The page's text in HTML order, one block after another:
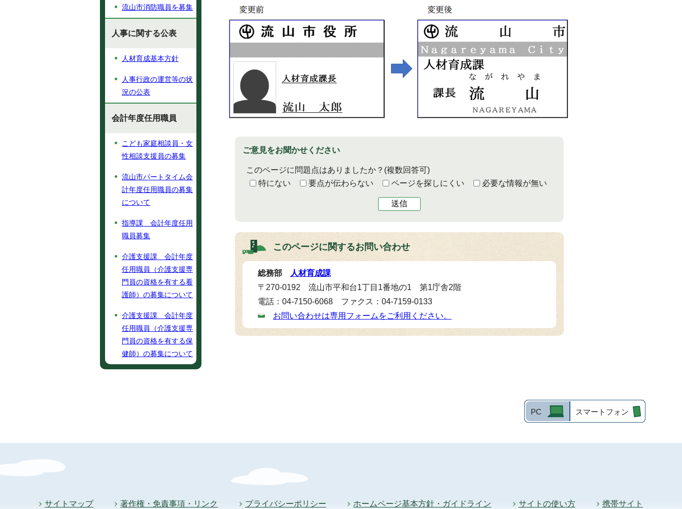
ご意見をお聞かせください
このページに問題点はありましたか？ (複数回答可)
特にない
要点が伝わらない ページを探しにくい 必要な情報が無い
送信
このページに関するお問い合わせ
総務部
人材育成課
〒270-0192 流山市平和台1丁目1番地の1 第1庁舎2階
電話：04-7150-6068 ファクス：04-7159-0133
お問い合わせは専用フォームをご利用ください。
流山市消防職員を募集
人事に関する公表
人材育成基本方針
人事行政の運営等の状
況の公表
会計年度任用職員
こども家庭相談員・女
性相談支援員の募集
流山市パートタイム会
計年度任用職員の募集
について
指導課 会計年度任用
職員募集
介護支援課 会計年度
任用職員（介護支援専
門員の資格を有する看
護師）の募集について
介護支援課 会計年度
任用職員（介護支援専
門員の資格を有する保
健師）の募集について
PC スマートフォン
サイトマップ 著作権・免責事項・リンク プライバシーポリシー ホームページ基本方針・ガイドライン サイトの使い方 携帯サイト